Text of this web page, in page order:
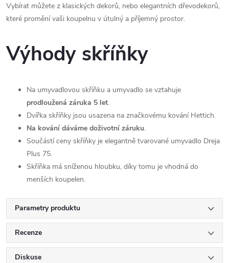
Vybírat můžete z klasických dekorů, nebo elegantních dřevodekorů,
které promění vaši koupelnu v útulný a příjemný prostor.
Výhody skříňky
Na umyvadlovou skříňku a umyvadlo se vztahuje
prodloužená záruka 5 let.
Dvířka skříňky jsou usazena na značkovému kování Hettich.
Na kování dáváme doživotní záruku.
Součástí ceny skříňky je elegantně tvarované umyvadlo Dreja
Plus 75.
Skříňka má sníženou hloubku, díky tomu je vhodná do
menších koupelen.
Parametry produktu
Recenze
Diskuse